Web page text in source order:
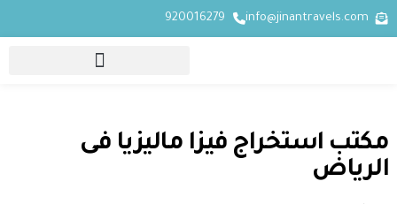
info@jinantravels.com
920016279
مكتب استخراج فيزا ماليزيا فى
الرياض